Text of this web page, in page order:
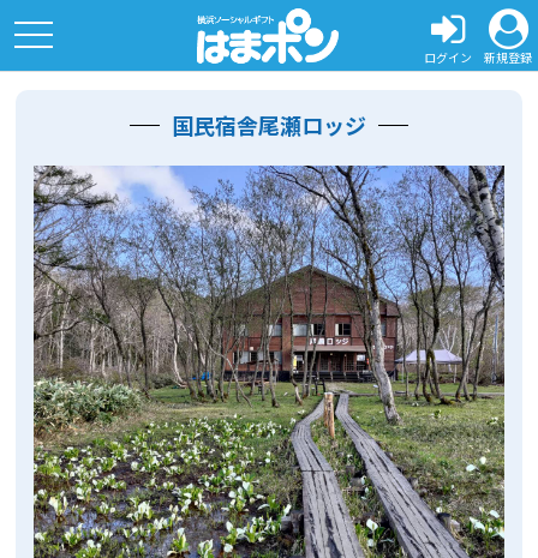
ログイン 新規登録
toggle
navigation
国民宿舎尾瀬ロッジ